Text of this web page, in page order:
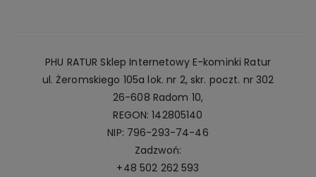
PHU RATUR Sklep Internetowy E-kominki Ratur
ul. Żeromskiego 105a lok. nr 2, skr. poczt. nr 302
26-608 Radom 10,
REGON: 142805140
NIP: 796-293-74-46
Zadzwoń:
+48 502 262 593